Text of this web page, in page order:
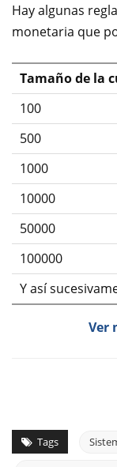
Hay algunas
monetaria que
Tamaño de la
100
500
1000
10000
50000
100000
Y así
Ver
Tags